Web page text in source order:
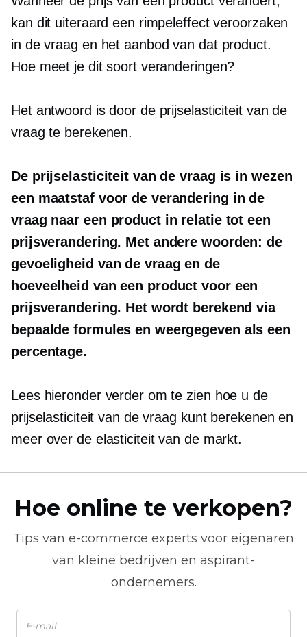
kan dit uiteraard een rimpeleffect veroorzaken
in de vraag en het aanbod van dat product.
Hoe meet je dit soort veranderingen?
Het antwoord is door de prijselasticiteit van de
vraag te berekenen.
De prijselasticiteit van de vraag is in wezen
een maatstaf voor de verandering in de
vraag naar een product in relatie tot een
prijsverandering. Met andere woorden: de
gevoeligheid van de vraag en de
hoeveelheid van een product voor een
prijsverandering. Het wordt berekend via
bepaalde formules en weergegeven als een
percentage.
Lees hieronder verder om te zien hoe u de
prijselasticiteit van de vraag kunt berekenen en
meer over de elasticiteit van de markt.
Hoe online te verkopen?
Tips van e-commerce experts voor eigenaren
van kleine bedrijven en aspirant-
ondernemers.